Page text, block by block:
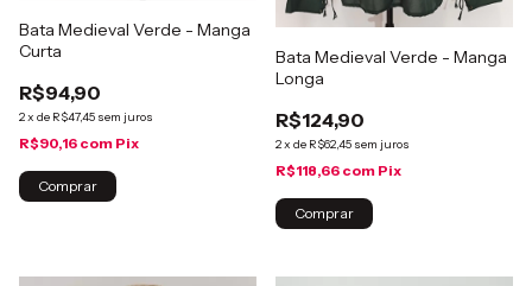
Bata Medieval Verde - Manga
Curta
R$94,90
2x de R$47,45 sem juros
R$90,16 com Pix
Bata Medieval Verde - Manga
Longa
R$124,90
2x de R$62,45 sem juros
R$118,66 com Pix